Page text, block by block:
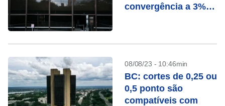
convergência a 3%
08/08/23 - 10:46min
BC: cortes de 0,25 ou
0,5 ponto são
compatíveis com